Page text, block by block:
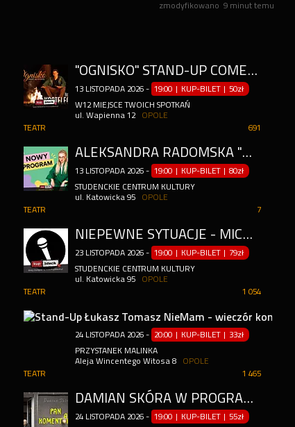
zmodyfikowano 9 minut temu
"OGNISKO" STAND-UP COMEDY
13 LISTOPADA 2026 - 19:00 | KUP-BILET | 50zł
W12 MIEJSCE TWOICH SPOTKAŃ
ul. Wapienna 12
OPOLE
691
TEATR
ALEKSANDRA RADOMSKA ''BO CO SIĘ MOŻE WYDARZYĆ" | NOWY PROGRAM STAND-UP
13 LISTOPADA 2026 - 19:00 | KUP-BILET |80zł
STUDENCKIE CENTRUM KULTURY
ul. Katowicka 95
OPOLE
7
TEATR
NIEPEWNE SYTUACJE - MICHAŁ KEMPA & WOJTEK FIEDORCZUK
23 LISTOPADA 2026 - 19:00 | KUP-BILET | 79zł
STUDENCKIE CENTRUM KULTURY
ul. Katowicka 95
OPOLE
1 054
TEATR
24 LISTOPADA 2026 - 20:00 | KUP-BILET | 33zł
PRZYSTANEK MALINKA
Aleja Wincentego Witosa 8
OPOLE
1 465
TEATR
DAMIAN SKÓRA W PROGRAMIE "PAN KOMENTARZ" + POLSKA KOMENTUJĄCA NA ŻYWO
24 LISTOPADA 2026 - 19:00 | KUP-BILET | 55zł